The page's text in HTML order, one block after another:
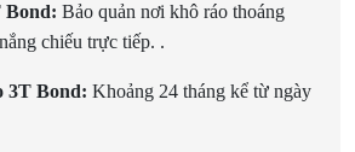
Bond: Bảo quản nơi khô ráo thoáng
chiếu trực tiếp. .
3T Bond: Khoảng 24 tháng kể từ ngày